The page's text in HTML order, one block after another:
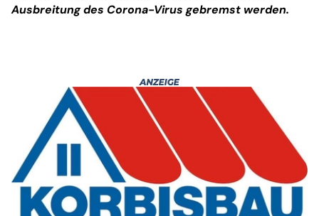
Ausbreitung des Corona-Virus gebremst werden.